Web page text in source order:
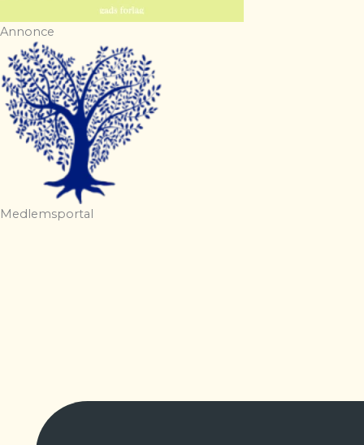
Annonce
Medlemsportal